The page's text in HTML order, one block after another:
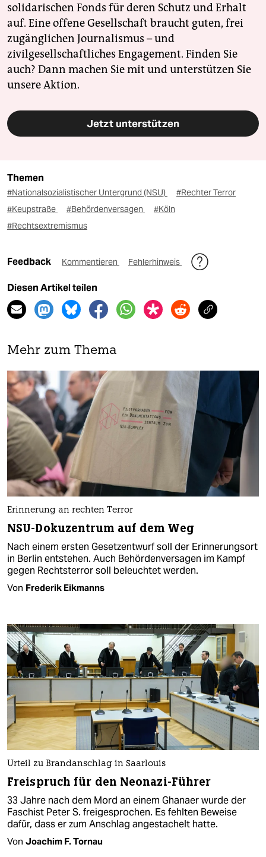
solidarischen Fonds für deren Schutz und Erhalt
auf. Eine offene Gesellschaft braucht guten, frei
zugänglichen Journalismus – und
zivilgesellschaftliches Engagement. Finden Sie
auch? Dann machen Sie mit und unterstützen Sie
unsere Aktion.
Jetzt unterstützen
Themen
#Nationalsozialistischer Untergrund (NSU)
#Rechter Terror
#Keupstraße
#Behördenversagen
#Köln
#Rechtsextremismus
Feedback Kommentieren Fehlerhinweis
Diesen Artikel teilen
Mehr zum Thema
Erinnerung an rechten Terror
NSU-Dokuzentrum auf dem Weg
Nach einem ersten Gesetzentwurf soll der Erinnerungsort
in Berlin entstehen. Auch Behördenversagen im Kampf
gegen Rechtsterror soll beleuchtet werden.
Von Frederik Eikmanns
Urteil zu Brandanschlag in Saarlouis
Freispruch für den Neonazi-Führer
33 Jahre nach dem Mord an einem Ghanaer wurde der
Faschist Peter S. freigesprochen. Es fehlten Beweise
dafür, dass er zum Anschlag angestachelt hatte.
Von Joachim F. Tornau